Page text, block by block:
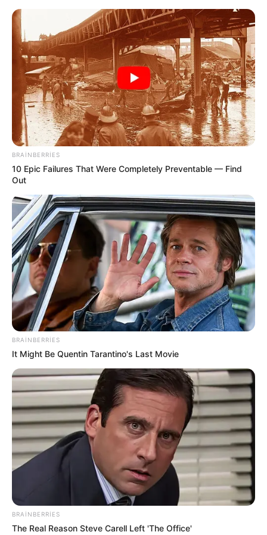
Yeni təyin olunan müavin KİMDİR?
—FOTO
Mərkəzi Bank yeni qərar qəbul edib
İQTİSADİYYAT 495 13.05.2026, 17:18
“2024 – 2026-cı illərdə maliyyə sektorunun inkişaf
Strategiyası”ndan irəli gələrək bank sektorunda maliyyə
dayanıqlılığının gücləndirilməsi və beynəlxalq tənzimləmə
BRAINBERRIES
10 Epic Failures That Were Completely Preventable — Find
Out
BRAINBERRIES
It Might Be Quentin Tarantino's Last Movie
BRAINBERRIES
The Real Reason Steve Carell Left 'The Office'